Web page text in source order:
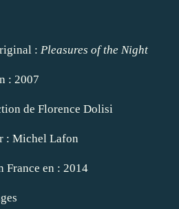
: Pleasures of the Night
: 2007
de Florence Dolisi
: Michel Lafon
France en : 2014